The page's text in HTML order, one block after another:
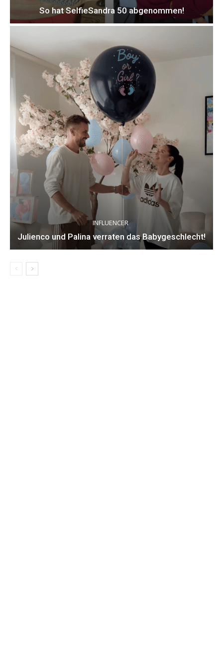
So hat SelfieSandra 50 abgenommen!
INFLUENCER
Julienco und Palina verraten das Babygeschlecht!